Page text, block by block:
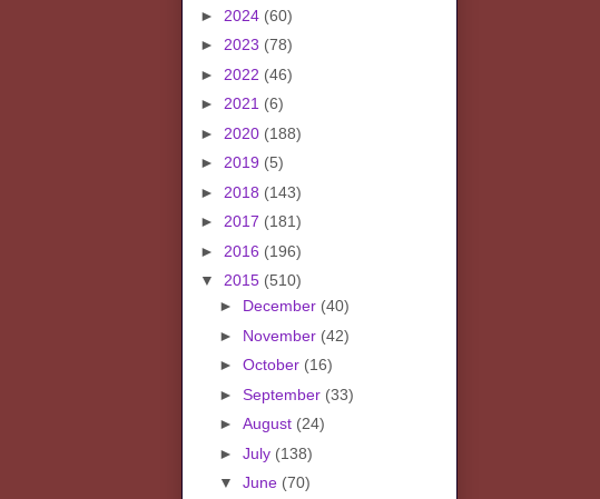
► 2024 (60)
► 2023 (78)
► 2022 (46)
► 2021 (6)
► 2020 (188)
► 2019 (5)
► 2018 (143)
► 2017 (181)
► 2016 (196)
▼ 2015 (510)
► December (40)
► November (42)
► October (16)
► September (33)
► August (24)
► July (138)
▼ June (70)